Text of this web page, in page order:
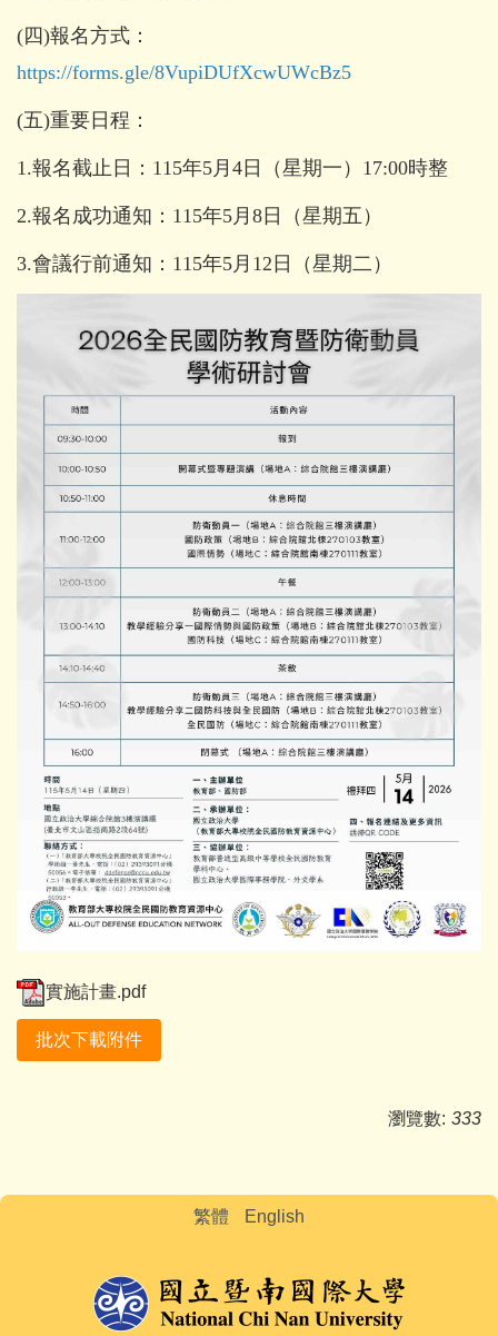
(四)報名方式：
https://forms.gle/8VupiDUfXcwUWcBz5
(五)重要日程：
1.報名截止日：115年5月4日（星期一）17:00時整
2.報名成功通知：115年5月8日（星期五）
3.會議行前通知：115年5月12日（星期二）
實施計畫.pdf
批次下載附件
瀏覽數: 333
繁體 English